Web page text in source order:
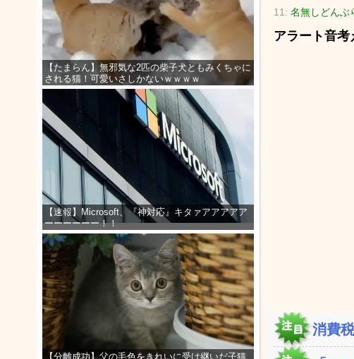
【たまらん】無邪気な2匹の柴子犬ともみくちゃに
される猫！可愛いさしかないｗｗｗｗ
【速報】Microsoft、『神対応』キタァアアアアア
ーーーーーー！！
【分離成功】父の毛色をきれいに受け継いだ子猫
11: 名無しどんぶ
アラート音
消費